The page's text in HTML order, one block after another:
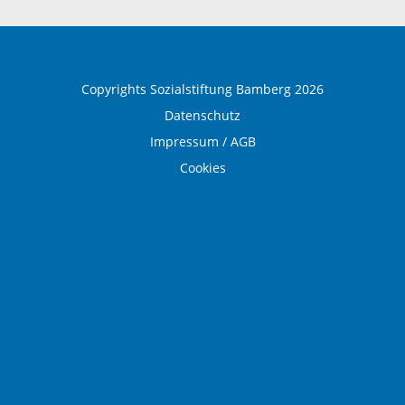
Copyrights Sozialstiftung Bamberg 2026
Datenschutz
Impressum / AGB
Cookies